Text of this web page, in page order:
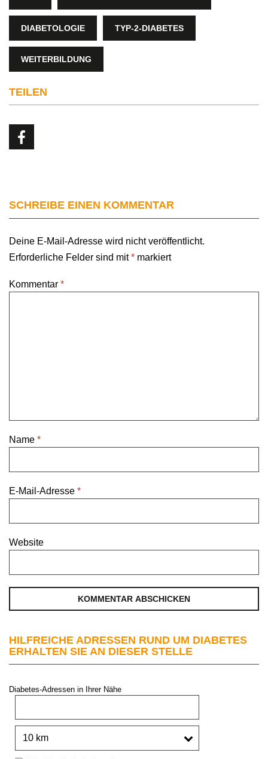
DIABETOLOGIE TYP-2-DIABETES
WEITERBILDUNG
TEILEN
SCHREIBE EINEN KOMMENTAR
Deine E-Mail-Adresse wird nicht veröffentlicht.
Erforderliche Felder sind mit* markiert
Kommentar *
Name *
E-Mail-Adresse *
Website
HILFREICHE ADRESSEN RUND UM DIABETES
ERHALTEN SIE AN DIESER STELLE
Diabetes-Adressen in Ihrer Nähe